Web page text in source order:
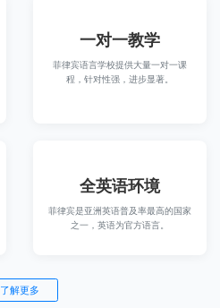
一对一教学
菲律宾语言学校提供大量一对一课
程，针对性强，进步显著。
全英语环境
菲律宾是亚洲英语普及率最高的国家
之一，英语为官方语言。
了解更多